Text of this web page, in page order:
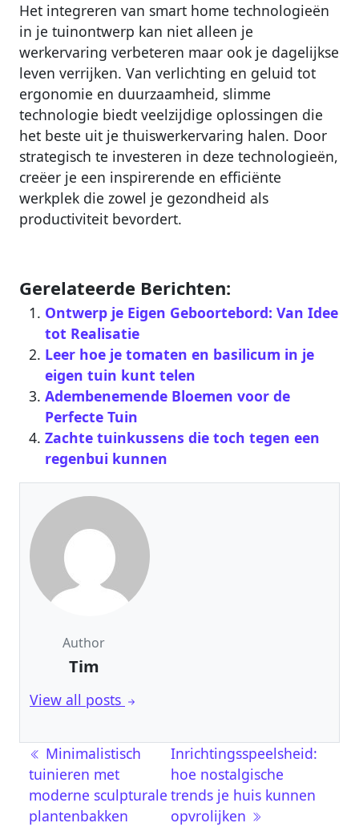
Het integreren van smart home technologieën
in je tuinontwerp kan niet alleen je
werkervaring verbeteren maar ook je dagelijkse
leven verrijken. Van verlichting en geluid tot
ergonomie en duurzaamheid, slimme
technologie biedt veelzijdige oplossingen die
het beste uit je thuiswerkervaring halen. Door
strategisch te investeren in deze technologieën,
creëer je een inspirerende en efficiënte
werkplek die zowel je gezondheid als
productiviteit bevordert.
Gerelateerde Berichten:
Ontwerp je Eigen Geboortebord: Van Idee
tot Realisatie
Leer hoe je tomaten en basilicum in je
eigen tuin kunt telen
Adembenemende Bloemen voor de
Perfecte Tuin
Zachte tuinkussens die toch tegen een
regenbui kunnen
Author
Tim
View all posts
Berichtnavigatie
Minimalistisch
tuinieren met
moderne sculpturale
plantenbakken
Inrichtingsspeelsheid:
hoe nostalgische
trends je huis kunnen
opvrolijken